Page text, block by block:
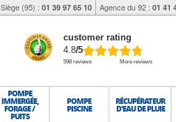
Siège (95) : 01 39 97 65 10 Agence du 92 : 01 41
customer rating
4.8/5
598 reviews More reviews
POMPE
IMMERGÉE,
FORAGE /
PUITS
POMPE
PISCINE
RÉCUPÉRATEUR
D'EAU DE PLUIE